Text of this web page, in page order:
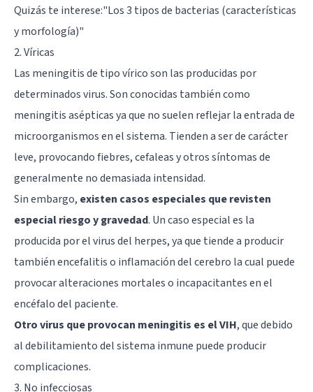
Quizás te interese:"Los 3 tipos de bacterias (características
y morfología)"
2. Víricas
Las meningitis de tipo vírico son las producidas por
determinados virus. Son conocidas también como
meningitis asépticas ya que no suelen reflejar la entrada de
microorganismos en el sistema. Tienden a ser de carácter
leve, provocando fiebres, cefaleas y otros síntomas de
generalmente no demasiada intensidad.
Sin embargo, existen casos especiales que revisten
especial riesgo y gravedad. Un caso especial es la
producida por el virus del herpes, ya que tiende a producir
también encefalitis o inflamación del cerebro la cual puede
provocar alteraciones mortales o incapacitantes en el
encéfalo del paciente.
Otro virus que provocan meningitis es el VIH, que debido
al debilitamiento del sistema inmune puede producir
complicaciones.
3. No infecciosas